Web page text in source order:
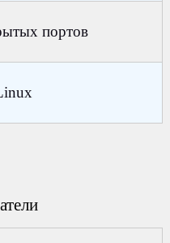
портов